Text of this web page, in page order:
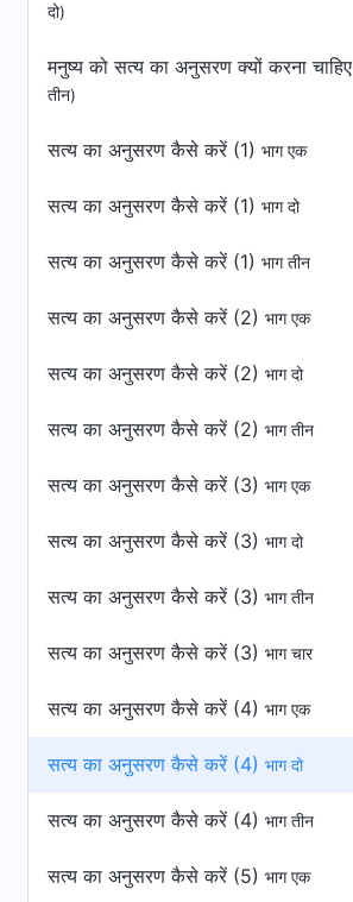
दो)
मनुष्य को सत्य का अनुसरण क्यों करना चाहिए
तीन)
सत्य का अनुसरण कैसे करें (1) भाग एक
सत्य का अनुसरण कैसे करें (1) भाग दो
सत्य का अनुसरण कैसे करें (1) भाग तीन
सत्य का अनुसरण कैसे करें (2) भाग एक
सत्य का अनुसरण कैसे करें (2) भाग दो
सत्य का अनुसरण कैसे करें (2) भाग तीन
सत्य का अनुसरण कैसे करें (3) भाग एक
सत्य का अनुसरण कैसे करें (3) भाग दो
सत्य का अनुसरण कैसे करें (3) भाग तीन
सत्य का अनुसरण कैसे करें (3) भाग चार
सत्य का अनुसरण कैसे करें (4) भाग एक
सत्य का अनुसरण कैसे करें (4) भाग दो
सत्य का अनुसरण कैसे करें (4) भाग तीन
सत्य का अनुसरण कैसे करें (5) भाग एक